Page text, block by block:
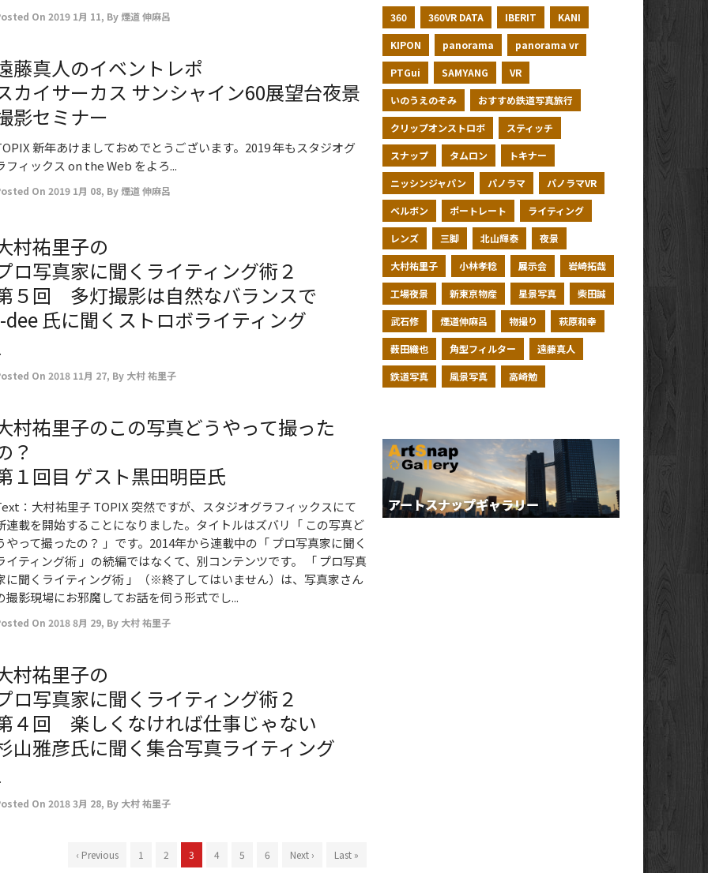
On 2019 1月 11, By 煙道 伸麻呂
藤真人のイベントレポ
カイサーカス サンシャイン60展望台夜景
影セミナー
新年あけましておめでとうございます。2019 年もスタジオグ
フィックス on the Web をよろ...
On 2019 1月 08, By 煙道 伸麻呂
村祐里子の
ロ写真家に聞くライティング術２
５回 多灯撮影は自然なバランスで
氏に聞くストロボライティング
On 2018 11月 27, By 大村 祐里子
村祐里子のこの写真どうやって撮った
？
１回目 ゲスト黒田明臣氏
：大村祐里子 TOPIX 突然ですが、スタジオグラフィックスにて
連載を開始することになりました。タイトルはズバリ「 この写真ど
やって撮ったの？ 」です。2014年から連載中の「 プロ写真家に聞く
イティング術 」の続編ではなくて、別コンテンツです。 「 プロ写真
に聞くライティング術 」（※終了してはいません）は、写真家さん
撮影現場にお邪魔してお話を伺う形式でし...
On 2018 8月 29, By 大村 祐里子
村祐里子の
ロ写真家に聞くライティング術２
４回 楽しくなければ仕事じゃない
山雅彦氏に聞く集合写真ライティング
On 2018 3月 28, By 大村 祐里子
‹ Previous 1 2 3 4 5 6 Next › Last »
360 360VR DATA IBERIT KANI
KIPON panorama panorama vr
PTGui SAMYANG VR
いのうえのぞみ おすすめ鉄道写真旅行
クリップオンストロボ スティッチ
スナップ タムロン トキナー
ニッシンジャパン パノラマ パノラマVR
ベルボン ポートレート ライティング
レンズ 三脚 北山輝泰 夜景
大村祐里子 小林孝稔 展示会 岩崎拓哉
工場夜景 新東京物産 星景写真 柴田誠
武石修 煙道伸麻呂 物撮り 萩原和幸
薮田織也 角型フィルター 遠藤真人
鉄道写真 風景写真 高崎勉